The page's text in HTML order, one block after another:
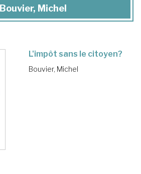
Michel
L'impôt sans le citoyen?
Bouvier, Michel